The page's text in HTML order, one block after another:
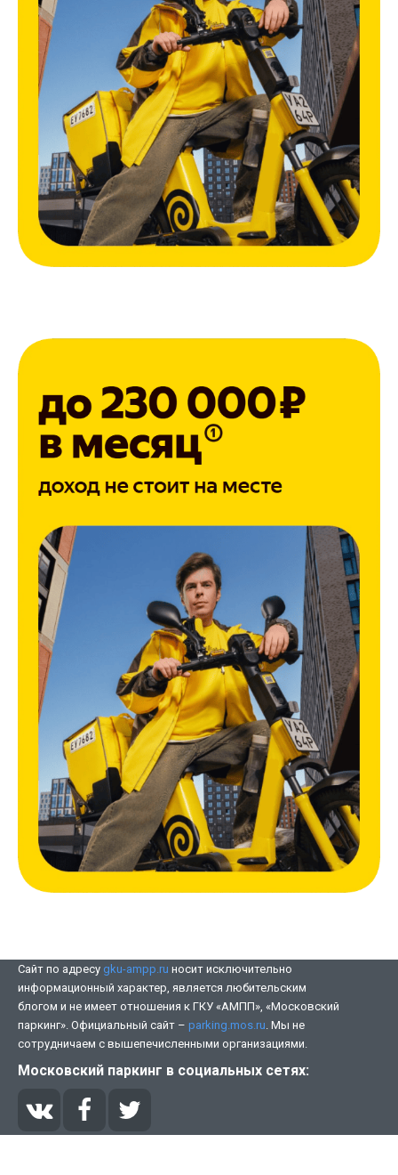
Сайт по адресу gku-ampp.ru носит исключительно
информационный характер, является любительским
блогом и не имеет отношения к ГКУ «АМПП», «Московский
паркинг». Официальный сайт – parking.mos.ru . Мы не
сотрудничаем с вышепечисленными организациями.
Московский паркинг в социальных сетях: